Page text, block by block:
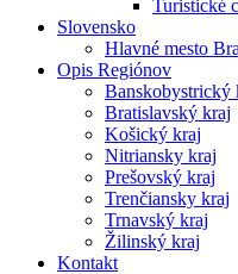
Turistické
Slovensko
Hlavné mesto
Opis Regiónov
Banskobystrický
Bratislavský kraj
Košický kraj
Nitriansky kraj
Prešovský kraj
Trenčiansky kraj
Trnavský kraj
Žilinský kraj
Kontakt